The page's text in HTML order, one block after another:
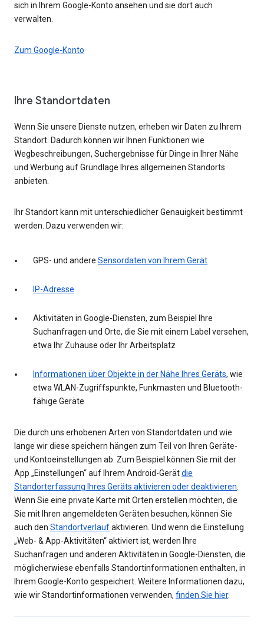
sich in Ihrem Google-Konto ansehen und sie dort auch
verwalten.
Zum Google-Konto
Ihre Standortdaten
Wenn Sie unsere Dienste nutzen, erheben wir Daten zu Ihrem
Standort. Dadurch können wir Ihnen Funktionen wie
Wegbeschreibungen, Suchergebnisse für Dinge in Ihrer Nähe
und Werbung auf Grundlage Ihres allgemeinen Standorts
anbieten.
Ihr Standort kann mit unterschiedlicher Genauigkeit bestimmt
werden. Dazu verwenden wir:
GPS- und andere Sensordaten von Ihrem Gerät
IP-Adresse
Aktivitäten in Google-Diensten, zum Beispiel Ihre
Suchanfragen und Orte, die Sie mit einem Label versehen,
etwa Ihr Zuhause oder Ihr Arbeitsplatz
Informationen über Objekte in der Nähe Ihres Geräts, wie
etwa WLAN-Zugriffspunkte, Funkmasten und Bluetooth-
fähige Geräte
Die durch uns erhobenen Arten von Standortdaten und wie
lange wir diese speichern hängen zum Teil von Ihren Geräte-
und Kontoeinstellungen ab. Zum Beispiel können Sie mit der
App „Einstellungen“ auf Ihrem Android-Gerätdie
Standorterfassung Ihres Geräts aktivieren oder deaktivieren.
Wenn Sie eine private Karte mit Orten erstellen möchten, die
Sie mit Ihren angemeldeten Geräten besuchen, können Sie
auch den Standortverlaufaktivieren. Und wenn die Einstellung
„Web- & App-Aktivitäten“ aktiviert ist, werden Ihre
Suchanfragen und anderen Aktivitäten in Google-Diensten, die
möglicherwiese ebenfalls Standortinformationen enthalten, in
Ihrem Google-Konto gespeichert. Weitere Informationen dazu,
wie wir Standortinformationen verwenden, finden Sie hier.